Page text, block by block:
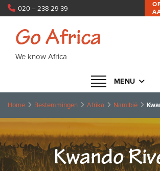
020 – 238 29 39
Navigatie in- of
MENU
Go Africa
We know Africa
Home Bestemmingen Afrika Namibië
Kwando